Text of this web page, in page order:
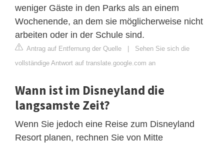
weniger Gäste in den Parks als an einem
Wochenende, an dem sie möglicherweise nicht
arbeiten oder in der Schule sind.
Antrag auf Entfernung der Quelle | Sehen Sie sich die
vollständige Antwort auf translate.google.com an
Wann ist im Disneyland die
langsamste Zeit?
Wenn Sie jedoch eine Reise zum Disneyland
Resort planen, rechnen Sie von Mitte